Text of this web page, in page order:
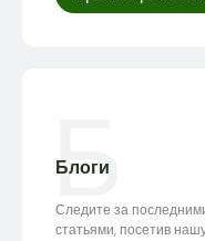
Б
Блоги
Следите за
статьями, посетив